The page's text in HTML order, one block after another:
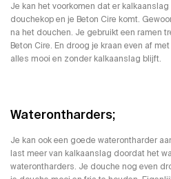
Je kan het voorkomen dat er
douchekop en je Beton Cire komt.
na het douchen. Je gebruikt een ramen
Beton Cire. En droog je kraan even af
alles mooi en zonder kalkaanslag blijft.
Waterontharders;
Je kan ook een goede waterontharder
last meer van kalkaanslag doordat het
waterontharders. Je douche nog even